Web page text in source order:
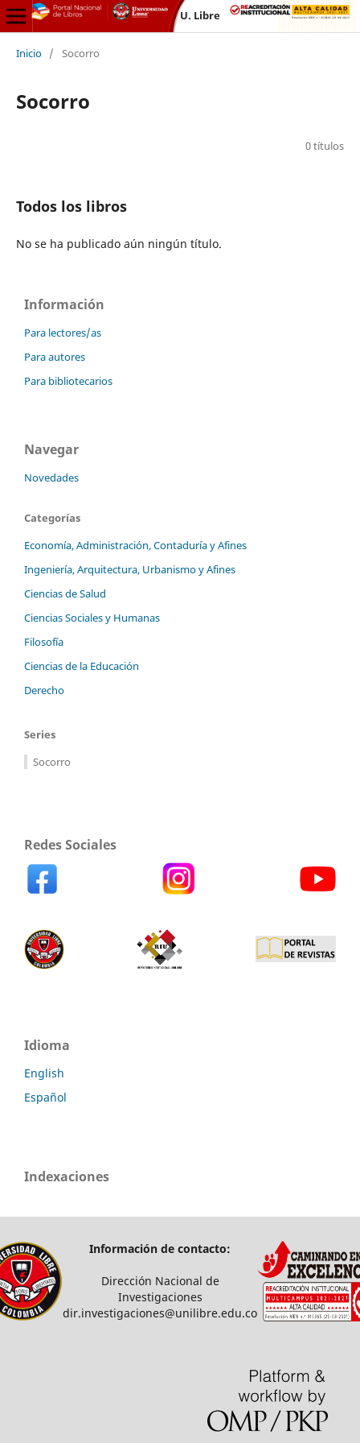
U. Libre
Inicio / Socorro
Socorro
0 títulos
Todos los libros
No se ha publicado aún ningún título.
Información
Para lectores/as
Para autores
Para bibliotecarios
Navegar
Novedades
Categorías
Economía, Administración, Contaduría y Afines
Ingeniería, Arquitectura, Urbanismo y Afines
Ciencias de Salud
Ciencias Sociales y Humanas
Filosofía
Ciencias de la Educación
Derecho
Series
Socorro
Redes Sociales
Idioma
English
Español
Indexaciones
Información de contacto:
Dirección Nacional de
Investigaciones
dir.investigaciones@unilibre.edu.co